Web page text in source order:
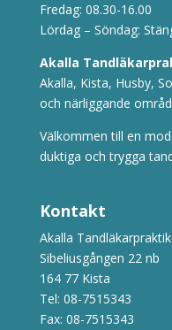
Fredag: 08.30-16.00
Lördag – Söndag:
Akalla
Akalla, Kista, Husby,
och närliggande
Välkommen till en
duktiga och trygga
Kontakt
Akalla Tandläkarpraktik
Sibeliusgången 22 nb
164 77 Kista
Tel: 08-7515343
Fax: 08-7515343